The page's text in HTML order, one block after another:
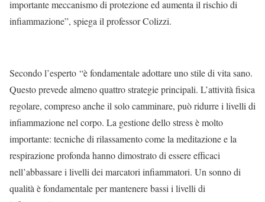
importante meccanismo di protezione ed aumenta il rischio di
infiammazione”, spiega il professor Colizzi.
Secondo l’esperto “è fondamentale adottare uno stile di vita sano.
Questo prevede almeno quattro strategie principali. L’attività fisica
regolare, compreso anche il solo camminare, può ridurre i livelli di
infiammazione nel corpo. La gestione dello stress è molto
importante: tecniche di rilassamento come la meditazione e la
respirazione profonda hanno dimostrato di essere efficaci
nell’abbassare i livelli dei marcatori infiammatori. Un sonno di
qualità è fondamentale per mantenere bassi i livelli di